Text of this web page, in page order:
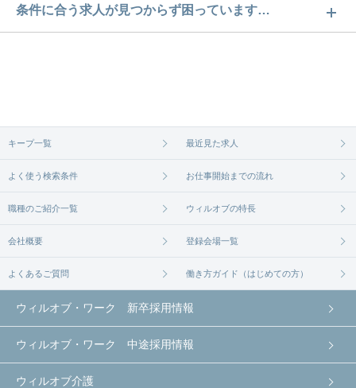
神奈川の自転車通勤可求人数は501件です。どのよう
な求人があるかぜひチェックしてみてください。
条件に合う求人が見つからず困っています…
無料相談の登録はコチラから
キープ一覧 最近見た求人
よく使う検索条件 お仕事開始までの流れ
職種のご紹介一覧 ウィルオブの特長
会社概要 登録会場一覧
よくあるご質問 働き方ガイド（はじめての方）
ウィルオブ・ワーク 新卒採用情報
ウィルオブ・ワーク 中途採用情報
ウィルオブ介護